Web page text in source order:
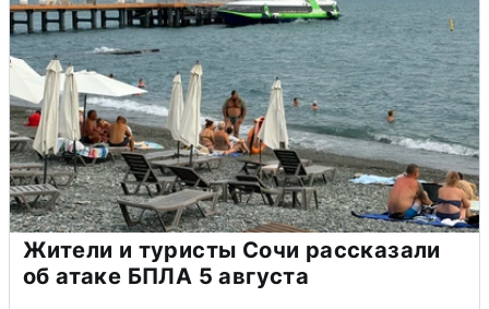
Жители и туристы Сочи рассказали
об атаке БПЛА 5 августа